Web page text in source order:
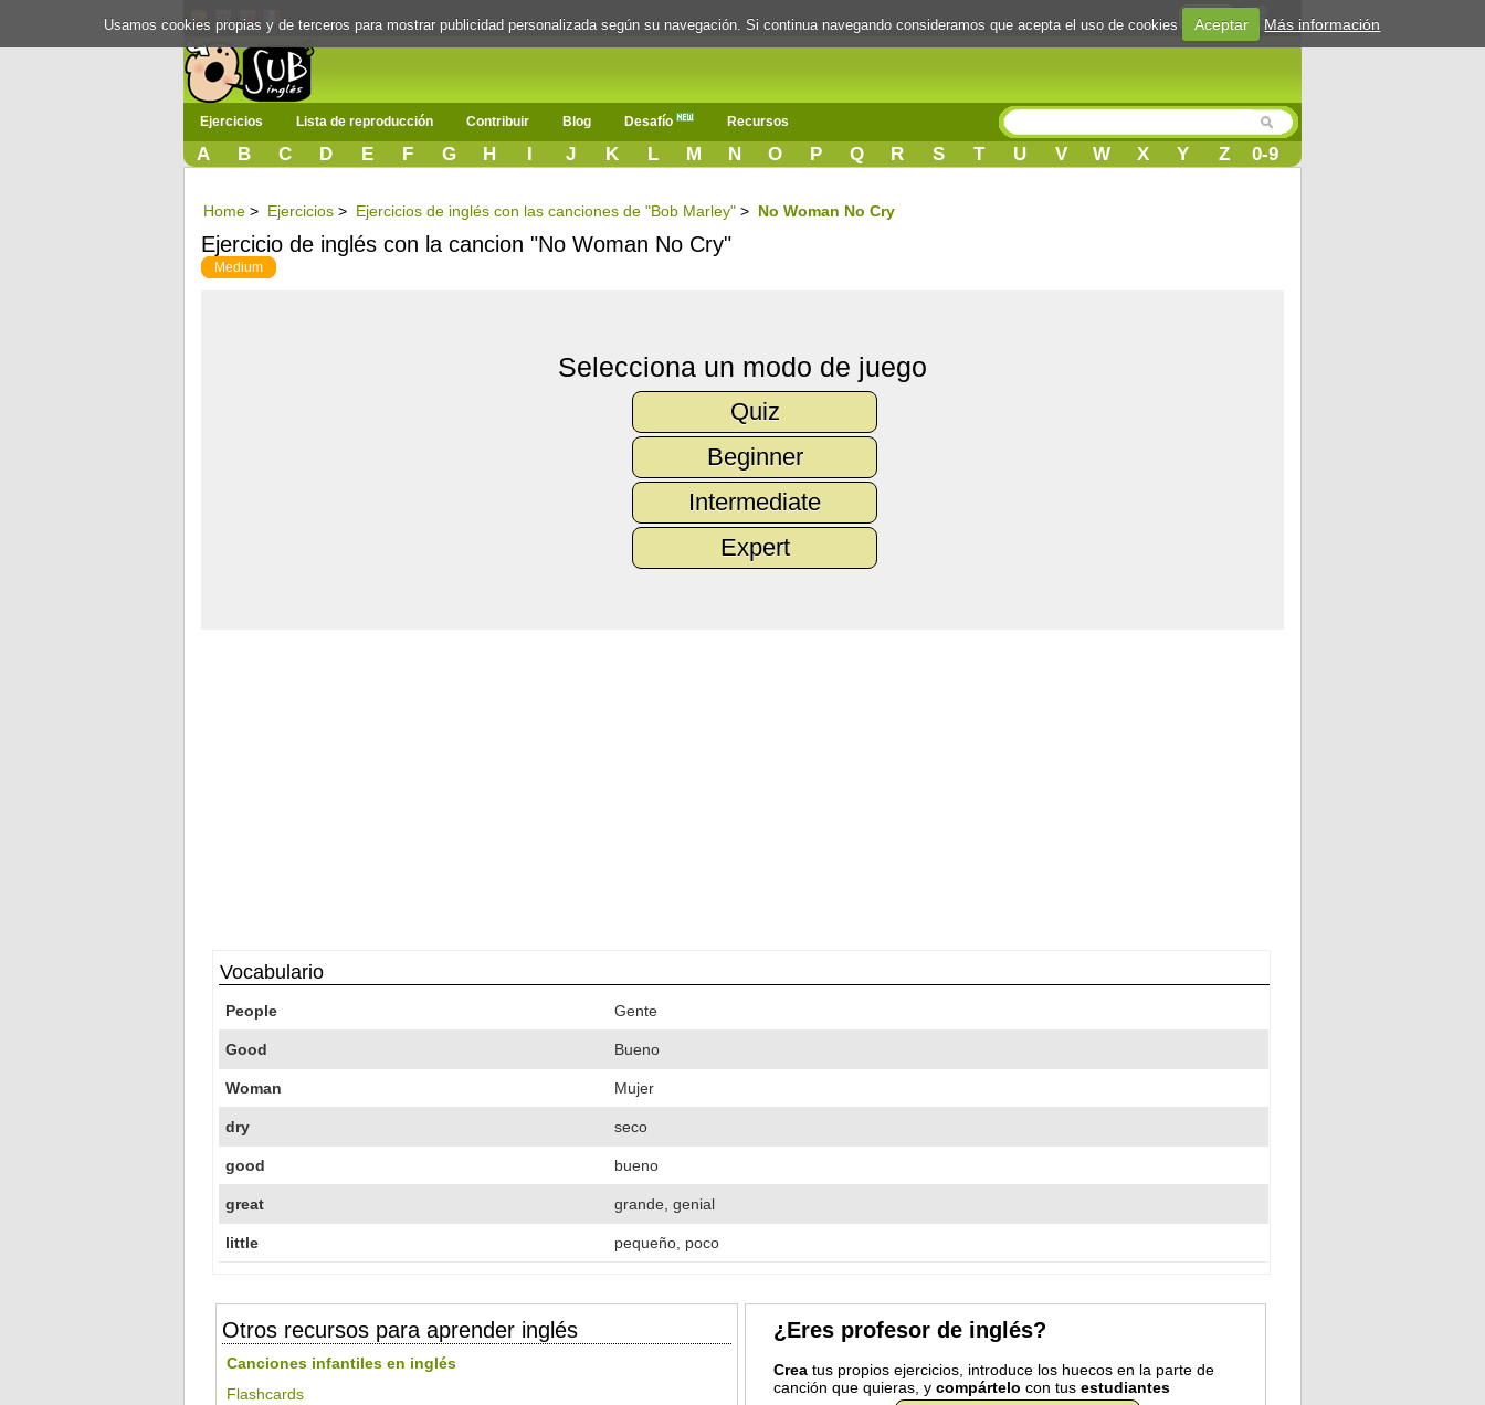
Login
Ejercicios Lista de reproducción Contribuir Blog Desafío Recursos
A B C D E F G H I J K L M N O P Q R S T U V W X Y Z 0-9
Home > Ejercicios > Ejercicios de inglés con las canciones de "Bob Marley" > No Woman No Cry
Ejercicio de inglés con la cancion "No Woman No Cry"
Medium
Selecciona un modo de juego
Quiz
Beginner
Intermediate
Expert
Vocabulario
People Gente
Good Bueno
Woman Mujer
dry seco
good bueno
great grande, genial
little pequeño, poco
Otros recursos para aprender inglés
Canciones infantiles en inglés
Flashcards
¿Eres profesor de inglés?
Creatus propios ejercicios, introduce los huecos en la parte de
canción que quieras, y compártelo con tus estudiantes
Usamos cookies propias y de terceros para mostrar publicidad personalizada según su navegación. Si continua navegando consideramos que acepta el uso de cookies Aceptar Más información